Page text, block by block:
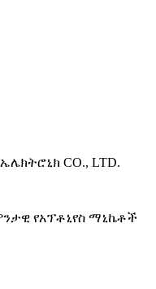
CO., LTD.
የአፕቶኒየስ ማኒኬቶች